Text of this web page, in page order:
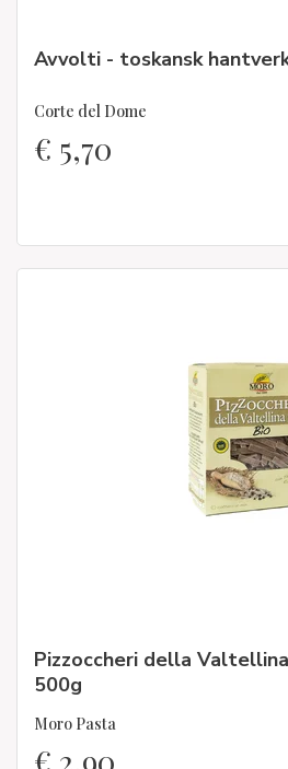
Avvolti - toskansk
Corte del Dome
€ 5,70
Pizzoccheri della
500g
Moro Pasta
€ 2,90